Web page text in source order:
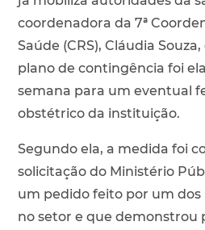
coordenadora da 7ª
Saúde (CRS), Cláudia
plano de contingência foi
semana para um eventual
obstétrico da instituição.
Segundo ela, a medida foi
solicitação do Ministério
um pedido feito por um
no setor e que demonstrou